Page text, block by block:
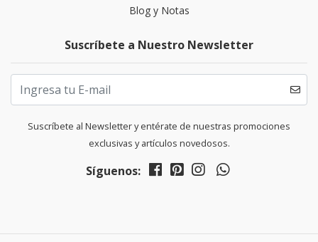
Blog y Notas
Suscríbete a Nuestro Newsletter
Suscríbete al Newsletter y entérate de nuestras promociones
exclusivas y artículos novedosos.
Síguenos: